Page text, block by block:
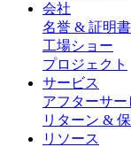
会社
名誉 & 証明書
工場ショー
プロジェクト
サービス
アフターサー
リターン &
リソース